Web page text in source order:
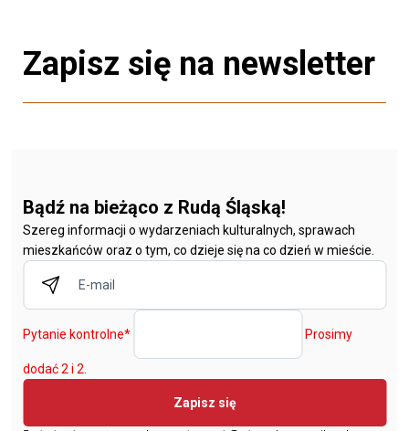
Zapisz się na newsletter
Bądź na bieżąco z Rudą Śląską!
Szereg informacji o wydarzeniach kulturalnych, sprawach
mieszkańców oraz o tym, co dzieje się na co dzień w mieście.
Pytanie kontrolne* Prosimy
dodać 2 i 2.
Zapisz się